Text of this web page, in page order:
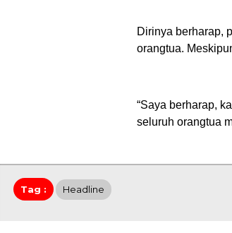
Dirinya berharap,
orangtua.
“Saya berharap,
seluruh orangtua
Tag : Headline